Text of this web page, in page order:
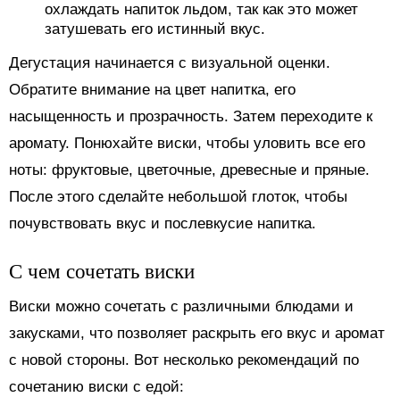
охлаждать напиток льдом, так как это может
затушевать его истинный вкус.
Дегустация начинается с визуальной оценки.
Обратите внимание на цвет напитка, его
насыщенность и прозрачность. Затем переходите к
аромату. Понюхайте виски, чтобы уловить все его
ноты: фруктовые, цветочные, древесные и пряные.
После этого сделайте небольшой глоток, чтобы
почувствовать вкус и послевкусие напитка.
С чем сочетать виски
Виски можно сочетать с различными блюдами и
закусками, что позволяет раскрыть его вкус и аромат
с новой стороны. Вот несколько рекомендаций по
сочетанию виски с едой: